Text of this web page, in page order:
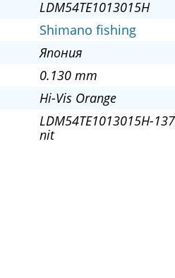
LDM54TE1013015H
Shimano fishing
Япония
0.130 mm
Hi-Vis Orange
LDM54TE1013015H-
nit